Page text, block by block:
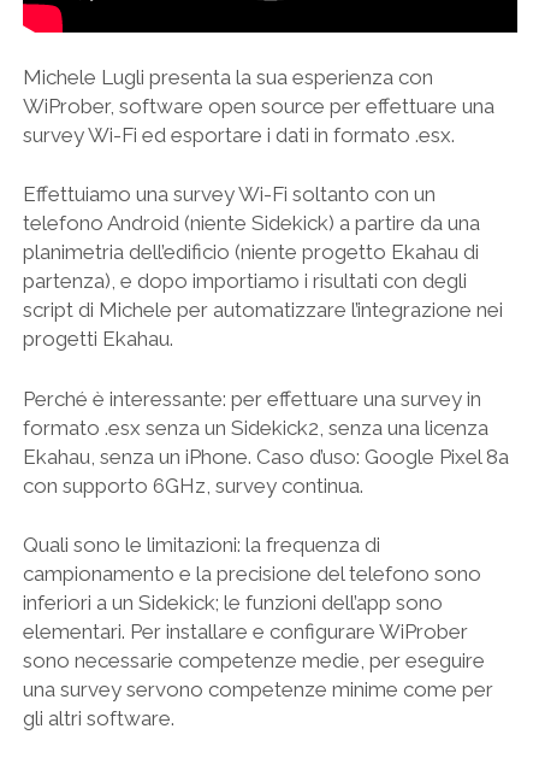
Michele Lugli presenta la sua esperienza con
WiProber, software open source per effettuare una
survey Wi-Fi ed esportare i dati in formato .esx.
Effettuiamo una survey Wi-Fi soltanto con un
telefono Android (niente Sidekick) a partire da una
planimetria dell’edificio (niente progetto Ekahau di
partenza), e dopo importiamo i risultati con degli
script di Michele per automatizzare l’integrazione nei
progetti Ekahau.
Perché è interessante: per effettuare una survey in
formato .esx senza un Sidekick2, senza una licenza
Ekahau, senza un iPhone. Caso d’uso: Google Pixel 8a
con supporto 6GHz, survey continua.
Quali sono le limitazioni: la frequenza di
campionamento e la precisione del telefono sono
inferiori a un Sidekick; le funzioni dell’app sono
elementari. Per installare e configurare WiProber
sono necessarie competenze medie, per eseguire
una survey servono competenze minime come per
gli altri software.